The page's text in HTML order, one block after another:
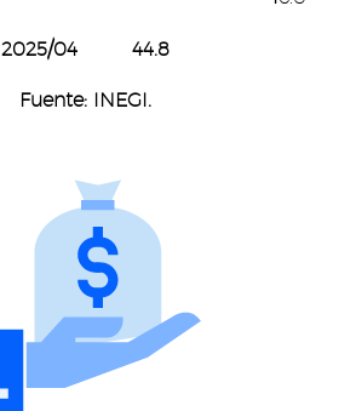
2025/04 44.8
Fuente: INEGI.